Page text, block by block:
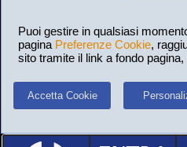
Puoi gestire in qualsiasi
pagina Preferenze Cookie,
sito tramite il link a fondo
Accetta Cookie